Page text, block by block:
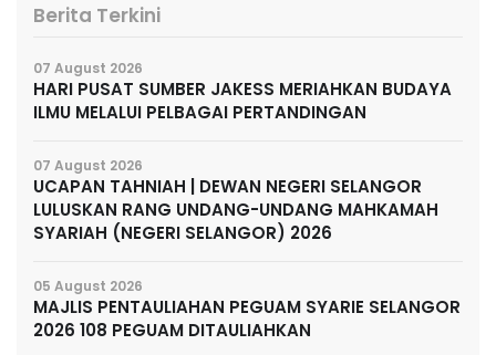
Berita Terkini
07 August 2026
HARI PUSAT SUMBER JAKESS MERIAHKAN BUDAYA
ILMU MELALUI PELBAGAI PERTANDINGAN
07 August 2026
UCAPAN TAHNIAH | DEWAN NEGERI SELANGOR
LULUSKAN RANG UNDANG-UNDANG MAHKAMAH
SYARIAH (NEGERI SELANGOR) 2026
05 August 2026
MAJLIS PENTAULIAHAN PEGUAM SYARIE SELANGOR
2026 108 PEGUAM DITAULIAHKAN